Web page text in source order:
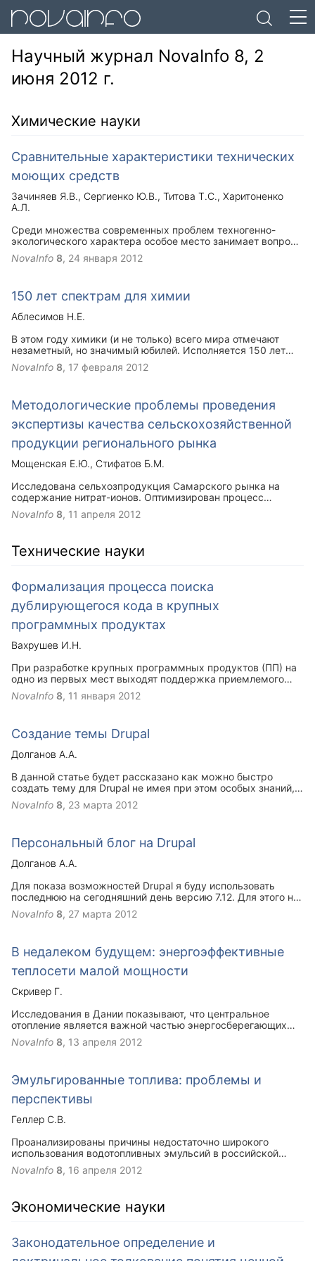
Научный журнал NovaInfo 8, 2
июня 2012 г.
Химические науки
Сравнительные характеристики технических
моющих средств
Зачиняев Я.В. Сергиенко Ю.В. Титова Т.С. Харитоненко
А.Л.
Среди множества современных проблем техногенно-
экологического характера особое место занимает вопрос
очистки различных поверхностей от
углеводородныхостатков: резервуаров нефтехранилищ,
NovaInfo 8, 24 января 2012
150 лет спектрам для химии
Аблесимов Н.Е.
В этом году химики (и не только) всего мира отмечают
незаметный, но значимый юбилей. Исполняется 150 лет
инструментальному химическому анализу. Атомно-
эмиссионная спектроскопия (ААС) была открыта
в 1859 году.
NovaInfo 8, 17 февраля 2012
Методологические проблемы проведения
экспертизы качества сельскохозяйственной
продукции регионального рынка
Мощенская Е.Ю.
Стифатов Б.М.
Исследована сельхозпродукция Самарского рынка на
содержание нитрат-ионов. Оптимизирован процесс
математической обработки данных ионометрического
анализа по методу градуировочного графика для
процесс вычисления результатов анализа.
NovaInfo 8, 11 апреля 2012
Технические науки
Формализация процесса поиска
дублирующегося кода в крупных
программных продуктах
Вахрушев И.Н.
При разработке крупных программных продуктов (ПП) на
одно из первых мест выходят поддержка приемлемого
уровня качества продукта, снижение затрат на внедрение
и сопровождение, повышение точности планирования и
законодательства
NovaInfo 8, 11 января 2012
Создание темы Drupal
Долганов А.А.
В данной статье будет рассказано как можно быстро
создать тему для Drupal не имея при этом особых знаний,
например, языка программирования PHP. Начнём с
рассказа, что же такое темы и зачем они нужны Drupal.
использовал версию Drupal 7.12.
NovaInfo 8, 23 марта 2012
Персональный блог на Drupal
Долганов А.А.
Для показа возможностей Drupal я буду использовать
последнюю на сегодняшний день версию 7.12. Для этого на
локальный сервер я поставлю новую систему и проведу
русификацию системы. В качестве темы выберу тему по-
NovaInfo 8, 27 марта 2012
В недалеком будущем: энергоэффективные
теплосети малой мощности
Скривер Г.
Исследования в Дании показывают, что центральное
отопление является важной частью энергосберегающих
зданий даже на территориях с застройкой небольшой
плотности. Анализ результатов измерений теплоносителя,
уменьшены, а температура подачи уменьшена до 55° C и
NovaInfo 8, 13 апреля 2012
Эмульгированные топлива: проблемы и
перспективы
Геллер С.В.
Проанализированы причины недостаточно широкого
использования водотопливных эмульсий в российской
теплоэнергетике. Рассказывается о вновь созданной и
успешно опробованной (путём сжигания в котле
топливных эмульсий. СПТ осуществляет фильтрацию и
Сверхстойких Водо -Топливных Эмульсий (СВТЭ), а также
NovaInfo 8, 16 апреля 2012
Экономические науки
Законодательное определение и